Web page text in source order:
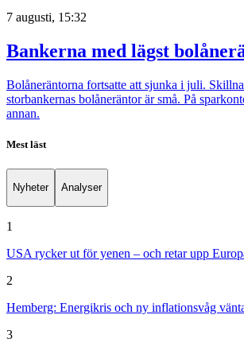
7 augusti, 15:32
Bankerna med lägst
Bolåneräntorna fortsatte att sjunka i juli.
storbankernas bolåneräntor är små. På
annan.
Mest läst
Nyheter Analyser
1
USA rycker ut för yenen – och retar upp
2
Hemberg: Energikris och ny inflationsvåg
3